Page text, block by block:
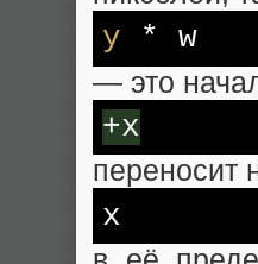
y * w
— это
+x
переносит
x